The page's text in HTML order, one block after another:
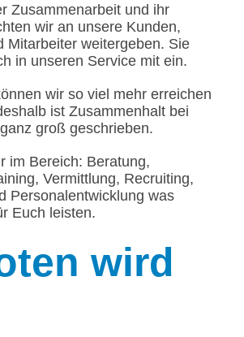
Zusammenarbeit und ihr
wir an unsere Kunden,
Mitarbeiter weitergeben. Sie
in unseren Service mit ein.
wir so viel mehr erreichen
ist Zusammenhalt bei
groß geschrieben.
im Bereich: Beratung,
Vermittlung, Recruiting,
Personalentwicklung was
Euch leisten.
wird